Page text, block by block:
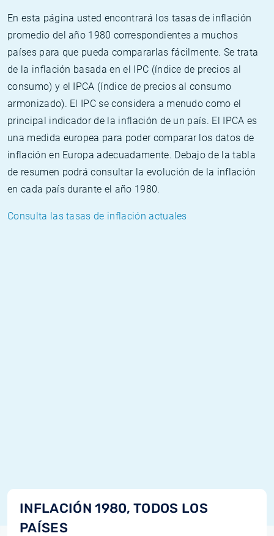
En esta página usted encontrará los tasas de inflación
promedio del año 1980 correspondientes a muchos
países para que pueda compararlas fácilmente. Se trata
de la inflación basada en el IPC (índice de precios al
consumo) y el IPCA (índice de precios al consumo
armonizado). El IPC se considera a menudo como el
principal indicador de la inflación de un país. El IPCA es
una medida europea para poder comparar los datos de
inflación en Europa adecuadamente. Debajo de la tabla
de resumen podrá consultar la evolución de la inflación
en cada país durante el año 1980.
Consulta las tasas de inflación actuales
INFLACIÓN 1980, TODOS LOS
PAÍSES